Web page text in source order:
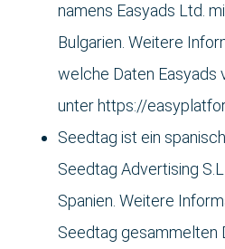
namens Easyads Ltd.
Bulgarien. Weitere
welche Daten Easyads
unter https://
Seedtag ist ein
Seedtag Advertising
Spanien. Weitere
Seedtag gesammelten